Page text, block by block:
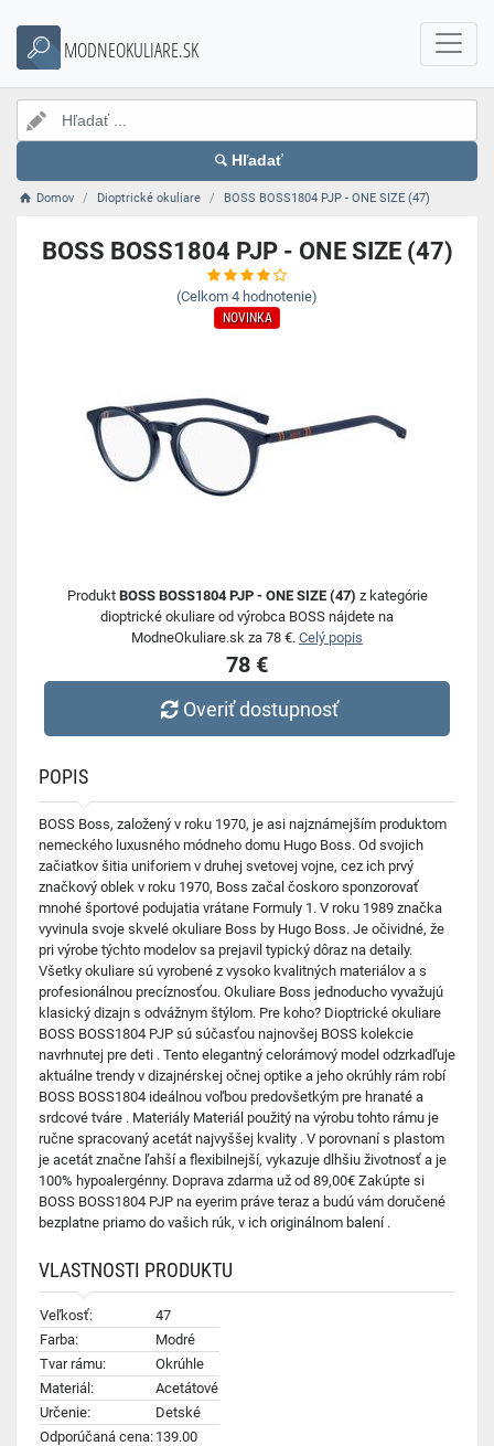
MODNEOKULIARE.SK
Hľadať
Domov Dioptrické okuliare BOSS BOSS1804 PJP - ONE SIZE (47)
BOSS BOSS1804 PJP - ONE SIZE (47)
(Celkom 4 hodnotenie)
NOVINKA
Produkt BOSS BOSS1804 PJP - ONE SIZE (47) z kategórie
dioptrické okuliare od výrobca BOSS nájdete na
ModneOkuliare.sk za 78 €. Celý popis
78 €
Overiť dostupnosť
POPIS
BOSS Boss, založený v roku 1970, je asi najznámejším produktom
nemeckého luxusného módneho domu Hugo Boss. Od svojich
začiatkov šitia uniforiem v druhej svetovej vojne, cez ich prvý
značkový oblek v roku 1970, Boss začal čoskoro sponzorovať
mnohé športové podujatia vrátane Formuly 1. V roku 1989 značka
vyvinula svoje skvelé okuliare Boss by Hugo Boss. Je očividné, že
pri výrobe týchto modelov sa prejavil typický dôraz na detaily.
Všetky okuliare sú vyrobené z vysoko kvalitných materiálov a s
profesionálnou precíznosťou. Okuliare Boss jednoducho vyvažujú
klasický dizajn s odvážnym štýlom. Pre koho? Dioptrické okuliare
BOSS BOSS1804 PJP sú súčasťou najnovšej BOSS kolekcie
navrhnutej pre deti . Tento elegantný celorámový model odzrkadľuje
aktuálne trendy v dizajnérskej očnej optike a jeho okrúhly rám robí
BOSS BOSS1804 ideálnou voľbou predovšetkým pre hranaté a
srdcové tváre . Materiály Materiál použitý na výrobu tohto rámu je
ručne spracovaný acetát najvyššej kvality . V porovnaní s plastom
je acetát značne ľahší a flexibilnejší, vykazuje dlhšiu životnosť a je
100% hypoalergénny. Doprava zdarma už od 89,00€ Zakúpte si
BOSS BOSS1804 PJP na eyerim práve teraz a budú vám doručené
bezplatne priamo do vašich rúk, v ich originálnom balení .
VLASTNOSTI PRODUKTU
Veľkosť:
47
Farba:
Modré
Tvar rámu:
Okrúhle
Materiál:
Acetátové
Určenie:
Detské
Odporúčaná cena: 139.00